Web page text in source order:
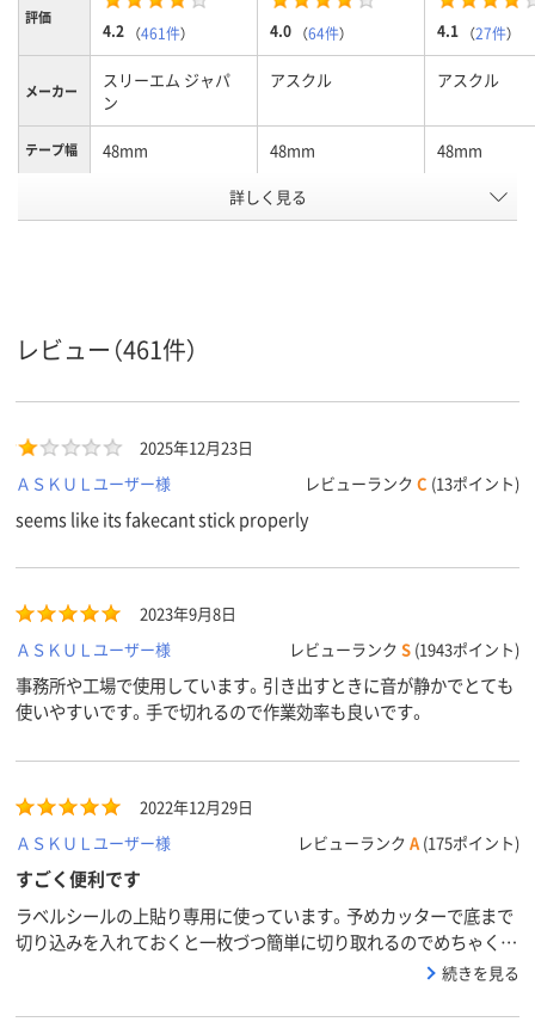
評価
4.2 （461件） 4.0 （64件） 4.1 （27件）
メーカー
スリーエム ジャパ
ン
アスクル アスクル
テープ幅 48mm 48mm 48mm
ループ
クリア(透明・半透明)
系
長さ 35m
商品環境
50 10 10
詳しく見る
レビュー（461件）
2025年12月23日
ＡＳＫＵＬユーザー様
レビューランク C (13ポイント)
seems like its fakecant stick properly
2023年9月8日
ＡＳＫＵＬユーザー様
レビューランク S (1943ポイント)
事務所や工場で使用しています。引き出すときに音が静かでとても
使いやすいです。手で切れるので作業効率も良いです。
2022年12月29日
ＡＳＫＵＬユーザー様
レビューランク A (175ポイント)
すごく便利です
ラベルシールの上貼り専用に使っています。予めカッターで底まで
切り込みを入れておくと一枚づつ簡単に切り取れるのでめちゃくち
続きを見る